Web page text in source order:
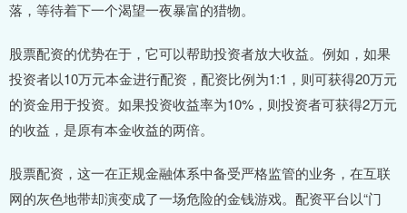
落，等待着下一个渴望一夜暴富的猎物。
股票配资的优势在于，它可以帮助投资者放大收益。例如，如果
投资者以10万元本金进行配资，配资比例为1:1，则可获得20万元
的资金用于投资。如果投资收益率为10%，则投资者可获得2万元
的收益，是原有本金收益的两倍。
股票配资，这一在正规金融体系中备受严格监管的业务，在互联
网的灰色地带却演变成了一场危险的金钱游戏。配资平台以“门